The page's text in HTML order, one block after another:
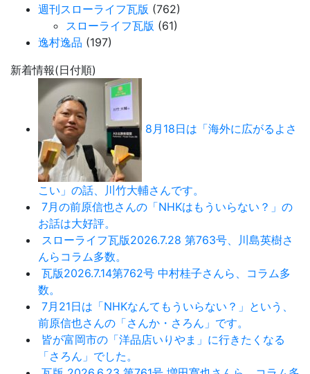
週刊スローライフ瓦版 (762)
スローライフ瓦版 (61)
逸村逸品 (197)
新着情報(日付順)
8月18日は「海外に広がるよさ
こい」の話、川竹大輔さんです。
7月の前原信也さんの「NHKはもういらない？」の
お話は大好評。
スローライフ瓦版2026.7.28 第763号、川島英樹さ
んらコラム多数。
瓦版2026.7.14第762号 中村桂子さんら、コラム多
数。
7月21日は「NHKなんてもういらない？」という、
前原信也さんの「さんか・さろん」です。
皆が富岡市の「洋品店いりやま」に行きたくなる
「さろん」でした。